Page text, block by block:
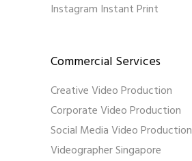
Instagram Instant Print
Commercial Services
Creative Video Production
Corporate Video Production
Social Media Video Production
Videographer Singapore